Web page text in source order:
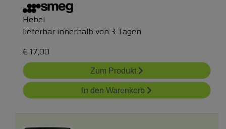
Hebel
lieferbar innerhalb von 3 Tagen
€ 17,00
Zum Produkt
In den Warenkorb